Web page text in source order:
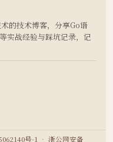
的技术博客，分享Go语
战经验与踩坑记录，记
号-1 · 浙公网安备